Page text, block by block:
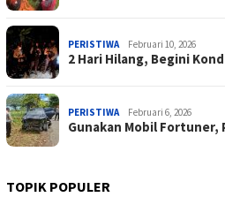
PERISTIWA Februari 10, 2026
2 Hari Hilang, Begini
PERISTIWA Februari 6, 2026
Gunakan Mobil Fortuner,
TOPIK POPULER